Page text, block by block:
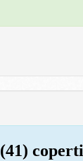
(41)